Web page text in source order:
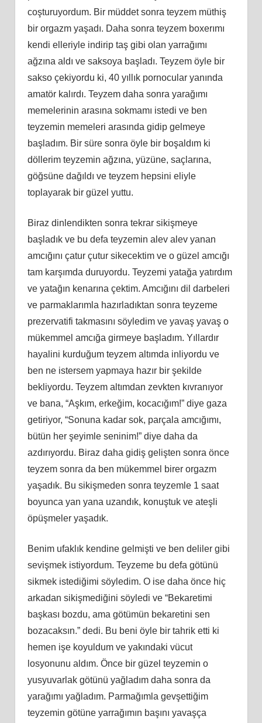
coşturuyordum. Bir müddet sonra teyzem müthiş
bir orgazm yaşadı. Daha sonra teyzem boxerımı
kendi elleriyle indirip taş gibi olan yarrağımı
ağzına aldı ve saksoya başladı. Teyzem öyle bir
sakso çekiyordu ki, 40 yıllık pornocular yanında
amatör kalırdı. Teyzem daha sonra yarağımı
memelerinin arasına sokmamı istedi ve ben
teyzemin memeleri arasında gidip gelmeye
başladım. Bir süre sonra öyle bir boşaldım ki
döllerim teyzemin ağzına, yüzüne, saçlarına,
göğsüne dağıldı ve teyzem hepsini eliyle
toplayarak bir güzel yuttu.
Biraz dinlendikten sonra tekrar sikişmeye
başladık ve bu defa teyzemin alev alev yanan
amcığını çatur çutur sikecektim ve o güzel amcığı
tam karşımda duruyordu. Teyzemi yatağa yatırdım
ve yatağın kenarına çektim. Amcığını dil darbeleri
ve parmaklarımla hazırladıktan sonra teyzeme
prezervatifi takmasını söyledim ve yavaş yavaş o
mükemmel amcığa girmeye başladım. Yıllardır
hayalini kurduğum teyzem altımda inliyordu ve
ben ne istersem yapmaya hazır bir şekilde
bekliyordu. Teyzem altımdan zevkten kıvranıyor
ve bana, “Aşkım, erkeğim, kocacığım!” diye gaza
getiriyor, “Sonuna kadar sok, parçala amcığımı,
bütün her şeyimle seninim!” diye daha da
azdırıyordu. Biraz daha gidiş gelişten sonra önce
teyzem sonra da ben mükemmel birer orgazm
yaşadık. Bu sikişmeden sonra teyzemle 1 saat
boyunca yan yana uzandık, konuştuk ve ateşli
öpüşmeler yaşadık.
Benim ufaklık kendine gelmişti ve ben deliler gibi
sevişmek istiyordum. Teyzeme bu defa götünü
sikmek istediğimi söyledim. O ise daha önce hiç
arkadan sikişmediğini söyledi ve “Bekaretimi
başkası bozdu, ama götümün bekaretini sen
bozacaksın.” dedi. Bu beni öyle bir tahrik etti ki
hemen işe koyuldum ve yakındaki vücut
losyonunu aldım. Önce bir güzel teyzemin o
yusyuvarlak götünü yağladım daha sonra da
yarağımı yağladım. Parmağımla gevşettiğim
teyzemin götüne yarrağımın başını yavaşça